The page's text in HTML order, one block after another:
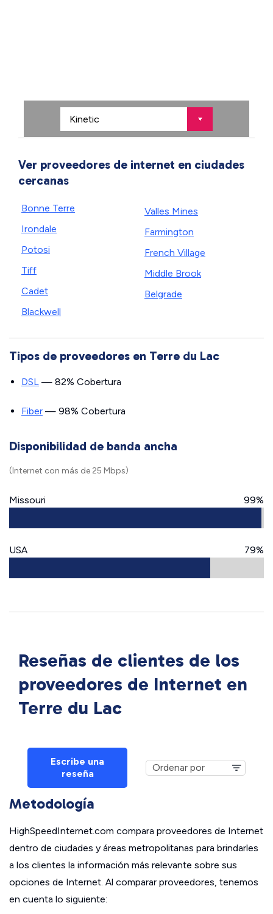
Ver proveedores de internet en ciudades
cercanas
Bonne Terre
Irondale
Potosi
Tiff
Cadet
Blackwell
Valles Mines
Farmington
French Village
Middle Brook
Belgrade
Tipos de proveedores en Terre du Lac
DSL — 82% Cobertura
Fiber — 98% Cobertura
Disponibilidad de banda ancha
(Internet con más de 25 Mbps)
Missouri 99%
USA 79%
Reseñas de clientes de los
proveedores de Internet en
Terre du Lac
Escribe una
reseña
Metodología
HighSpeedInternet.com compara proveedores de Internet
dentro de ciudades y áreas metropolitanas para brindarles
a los clientes la información más relevante sobre sus
opciones de Internet. Al comparar proveedores, tenemos
en cuenta lo siguiente: